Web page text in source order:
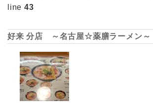
line 43
好来 分店 ～名古屋☆薬膳ラーメン～